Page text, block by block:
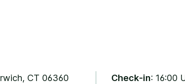
, CT 06360
Check-in: 16:00